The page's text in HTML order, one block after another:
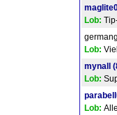
Lob:
Lob:
mynall
Lob:
Lob: